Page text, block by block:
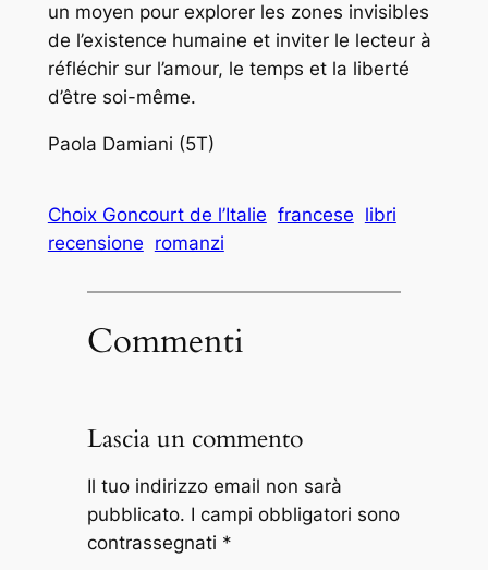
un moyen pour explorer les zones invisibles
de l’existence humaine et inviter le lecteur à
réfléchir sur l’amour, le temps et la liberté
d’être soi-même.
Paola Damiani (5T)
Choix Goncourt de l’Italie francese libri
recensione romanzi
Commenti
Lascia un commento
Il tuo indirizzo email non sarà
pubblicato. I campi obbligatori sono
contrassegnati *